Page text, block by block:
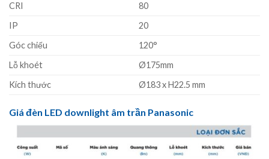
CRI
80
IP
20
Góc chiếu
120°
Lỗ khoét
Ø175mm
Kích thước
Ø183 x H22.5 mm
Giá đèn LED downlight âm trần Panasonic